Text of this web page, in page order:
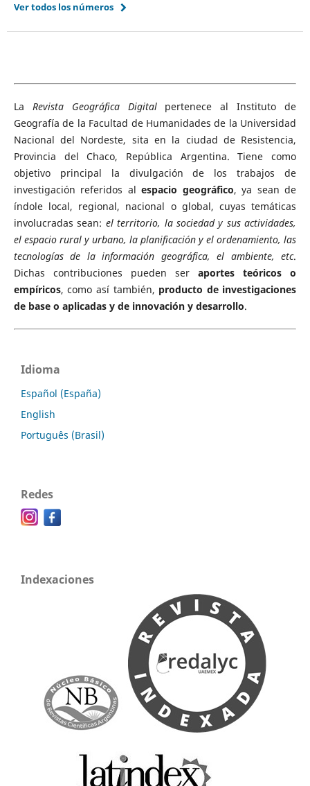
Ver todos los números
La Revista Geográfica Digital pertenece al Instituto de
Geografía de la Facultad de Humanidades de la Universidad
Nacional del Nordeste, sita en la ciudad de Resistencia,
Provincia del Chaco, República Argentina. Tiene como
objetivo principal la divulgación de los trabajos de
investigación referidos alespacio geográfico, ya sean de
índole local, regional, nacional o global, cuyas temáticas
involucradas sean: el territorio, la sociedad y sus actividades,
el espacio rural y urbano, la planificación y el ordenamiento, las
tecnologías de la información geográfica, el ambiente, etc.
Dichas contribuciones pueden seraportes teóricos o
empíricos, como así también, producto de investigaciones
de base o aplicadas y de innovación y desarrollo.
Idioma
Español (España)
English
Português (Brasil)
Redes
Indexaciones